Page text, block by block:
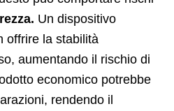
Un dispositivo
offrire la stabilità
aumentando il rischio di
economico potrebbe
rendendo il